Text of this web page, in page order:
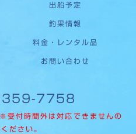
出船予定
釣果情報
料金・レンタル品
お問い合わせ
7758
※受付時間外は対応できませんの
ださい。